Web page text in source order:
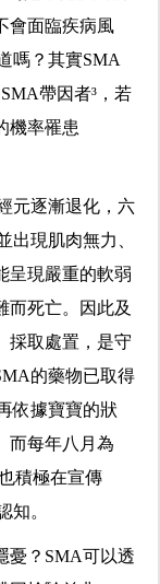
會面臨疾病風
嗎？其實SMA
帶因者³，若
機率罹患
元逐漸退化，六
出現肌肉無力、
呈現嚴重的軟弱
而死亡。因此及
採取處置，是守
的藥物已取得
依據寶寶的狀
而每年八月為
積極在宣傳
知。
憂？SMA可以透